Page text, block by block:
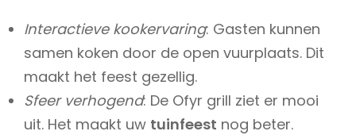
Interactieve kookervaring: Gasten kunnen
samen koken door de open vuurplaats. Dit
maakt het feest gezellig.
Sfeer verhogend: De Ofyr grill ziet er mooi
uit. Het maakt uw tuinfeest nog beter.